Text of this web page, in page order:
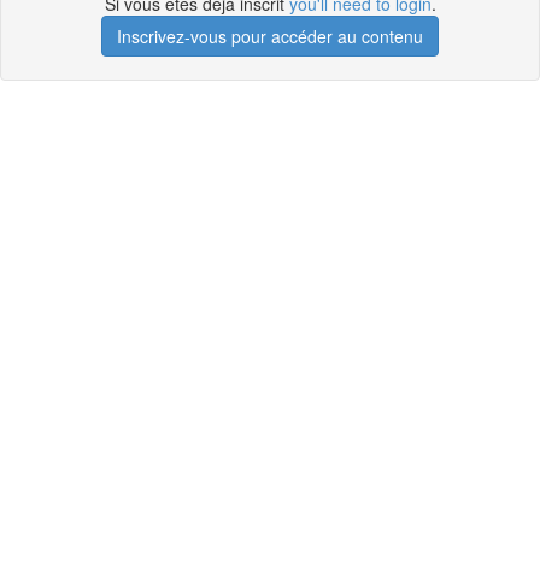
Inscrivez-vous pour accéder au contenu